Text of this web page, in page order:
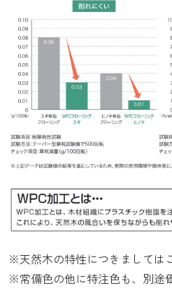
※天然木の特性につきましては
※常備色の他に特注色も、別途